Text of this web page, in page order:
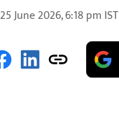
25 June 2026, 6:18 pm IST